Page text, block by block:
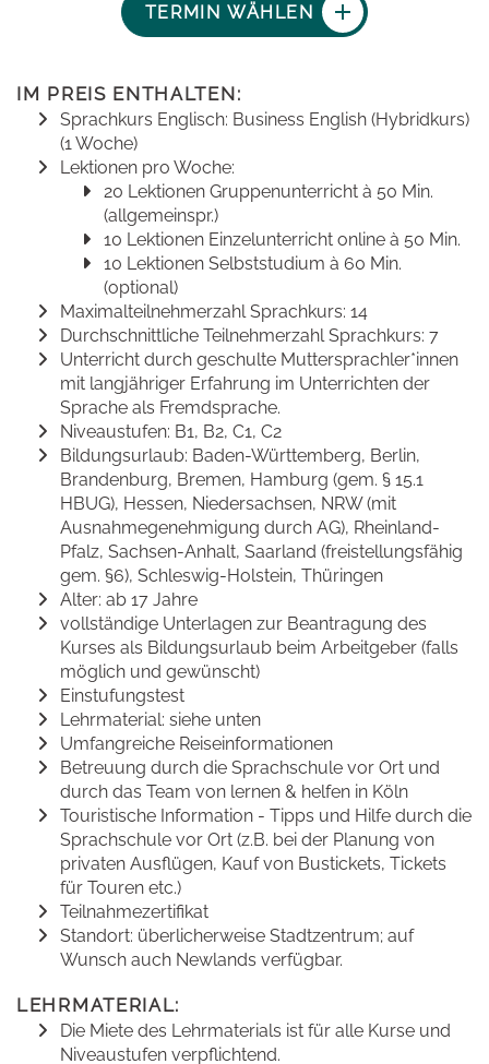
TERMIN WÄHLEN
IM PREIS ENTHALTEN:
Sprachkurs Englisch: Business English (Hybridkurs)
(1 Woche)
Lektionen pro Woche:
20 Lektionen Gruppenunterricht à 50 Min.
(allgemeinspr.)
10 Lektionen Einzelunterricht online à 50 Min.
10 Lektionen Selbststudium à 60 Min.
(optional)
Maximalteilnehmerzahl Sprachkurs: 14
Durchschnittliche Teilnehmerzahl Sprachkurs: 7
Unterricht durch geschulte Muttersprachler*innen
mit langjähriger Erfahrung im Unterrichten der
Sprache als Fremdsprache.
Niveaustufen: B1, B2, C1, C2
Bildungsurlaub: Baden-Württemberg, Berlin,
Brandenburg, Bremen, Hamburg (gem. § 15.1
HBUG), Hessen, Niedersachsen, NRW (mit
Ausnahmegenehmigung durch AG), Rheinland-
Pfalz, Sachsen-Anhalt, Saarland (freistellungsfähig
gem. §6), Schleswig-Holstein, Thüringen
Alter: ab 17 Jahre
vollständige Unterlagen zur Beantragung des
Kurses als Bildungsurlaub beim Arbeitgeber (falls
möglich und gewünscht)
Einstufungstest
Lehrmaterial: siehe unten
Umfangreiche Reiseinformationen
Betreuung durch die Sprachschule vor Ort und
durch das Team von lernen & helfen in Köln
Touristische Information - Tipps und Hilfe durch die
Sprachschule vor Ort (z.B. bei der Planung von
privaten Ausflügen, Kauf von Bustickets, Tickets
für Touren etc.)
Teilnahmezertifikat
Standort: überlicherweise Stadtzentrum; auf
Wunsch auch Newlands verfügbar.
LEHRMATERIAL:
Die Miete des Lehrmaterials ist für alle Kurse und
Niveaustufen verpflichtend.